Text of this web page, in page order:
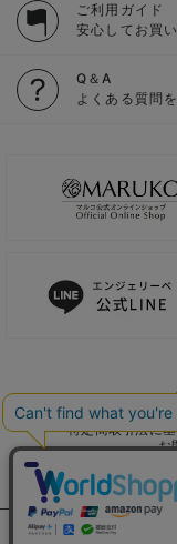
ご利用ガイド
安心してお買
Q＆A
よくある質問
ご利用ガイ
特定商取引法に
お
サイト内の文章